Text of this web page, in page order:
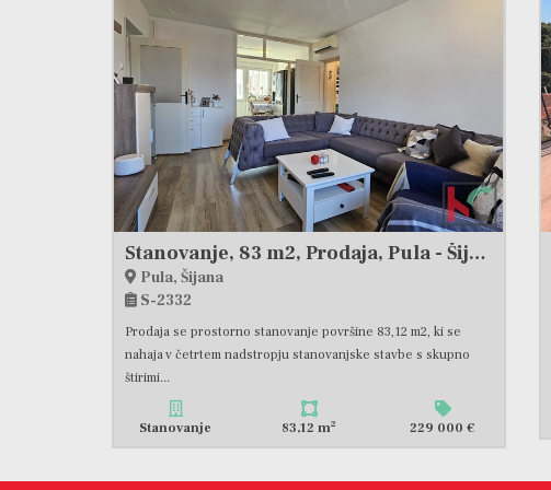
Stanovanje, 83 m2, Prodaja, Pula - Šijana
Pula, Šijana
S-2332
Prodaja se prostorno stanovanje površine 83,12 m2, ki se
nahaja v četrtem nadstropju stanovanjske stavbe s skupno
štirimi...
Stanovanje 83,12 m2 229 000 €